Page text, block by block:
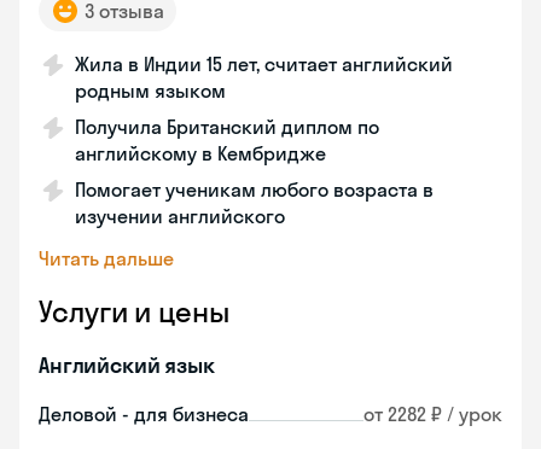
3 отзыва
Жила в Индии 15 лет, считает английский
родным языком
Получила Британский диплом по
английскому в Кембридже
Помогает ученикам любого возраста в
изучении английского
Читать дальше
Услуги и цены
Английский язык
Деловой - для бизнеса от 2282 ₽ / урок